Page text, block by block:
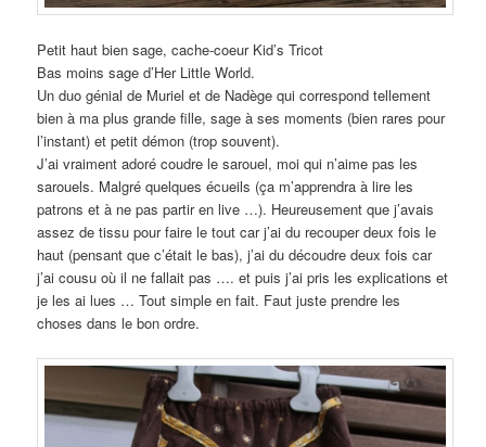
Petit haut bien sage, cache-coeur Kid’s Tricot
Bas moins sage d’Her Little World.
Un duo génial de Muriel et de Nadège qui correspond tellement
bien à ma plus grande fille, sage à ses moments (bien rares pour
l’instant) et petit démon (trop souvent).
J’ai vraiment adoré coudre le sarouel, moi qui n’aime pas les
sarouels. Malgré quelques écueils (ça m’apprendra à lire les
patrons et à ne pas partir en live …). Heureusement que j’avais
assez de tissu pour faire le tout car j’ai du recouper deux fois le
haut (pensant que c’était le bas), j’ai du découdre deux fois car
j’ai cousu où il ne fallait pas …. et puis j’ai pris les explications et
je les ai lues … Tout simple en fait. Faut juste prendre les
choses dans le bon ordre.